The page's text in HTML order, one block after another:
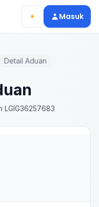
Masuk
Detail Aduan
LGIG36257683